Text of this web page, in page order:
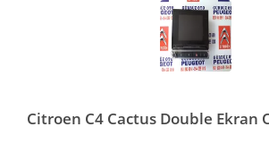
Citroen C4 Cactus Double Ekran